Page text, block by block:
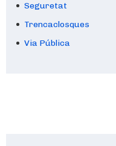
Seguretat
Trencaclosques
Via Pública